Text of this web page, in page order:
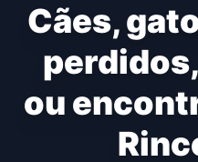
Cães,
ou